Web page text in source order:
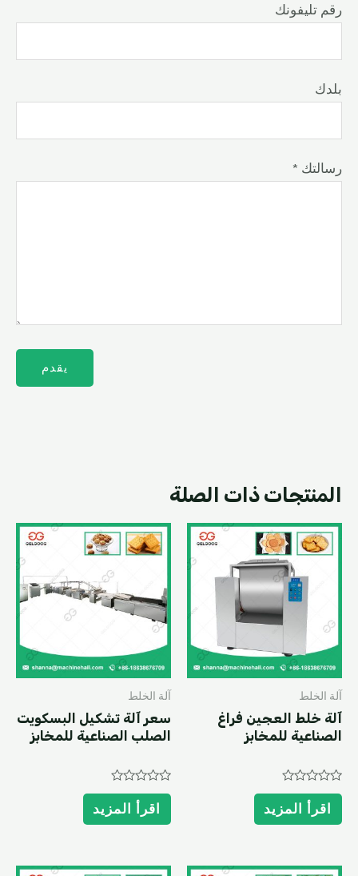
رقم تليفونك
بلدك
* رسالتك
المنتجات ذات الصلة
آلة الخلط
آلة خلط العجين فراغ
الصناعية للمخابز
Rated
out
of
اقرأ المزيد
آلة الخلط
سعر آلة تشكيل البسكويت
الصلب الصناعية للمخابز
Rated
out
of
اقرأ المزيد